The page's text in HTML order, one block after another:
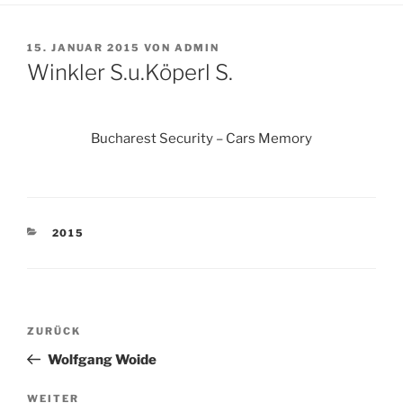
VERÖFFENTLICHT
AM
15. JANUAR 2015 VON ADMIN
Winkler S.u.Köperl S.
Bucharest Security – Cars Memory
KATEGORIEN
2015
Beitragsnavigation
Vorheriger
Beitrag
ZURÜCK
Wolfgang Woide
WEITER